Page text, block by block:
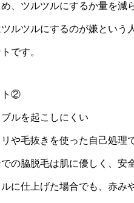
、ツルツルにするか量を減
ルツルにするのが嫌という
です。
ト②
ルを起こしにくい
や毛抜きを使った自己処理
の脇脱毛は肌に優しく、安
に仕上げた場合でも、赤み